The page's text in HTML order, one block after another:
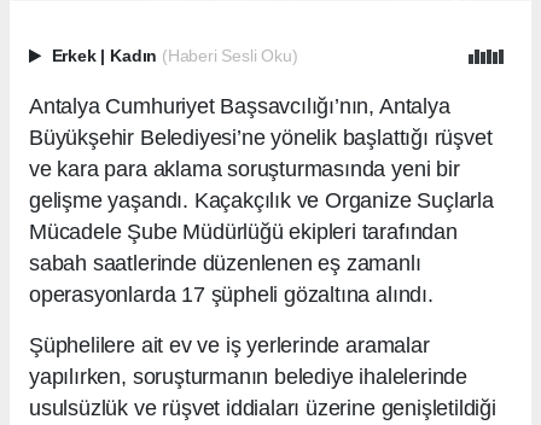
Erkek | Kadın (Haberi Sesli Oku)
Antalya Cumhuriyet Başsavcılığı’nın, Antalya
Büyükşehir Belediyesi’ne yönelik başlattığı rüşvet
ve kara para aklama soruşturmasında yeni bir
gelişme yaşandı. Kaçakçılık ve Organize Suçlarla
Mücadele Şube Müdürlüğü ekipleri tarafından
sabah saatlerinde düzenlenen eş zamanlı
operasyonlarda 17 şüpheli gözaltına alındı.
Şüphelilere ait ev ve iş yerlerinde aramalar
yapılırken, soruşturmanın belediye ihalelerinde
usulsüzlük ve rüşvet iddiaları üzerine genişletildiği